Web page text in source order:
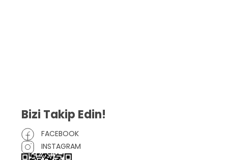
Bizi Takip Edin!
FACEBOOK
INSTAGRAM